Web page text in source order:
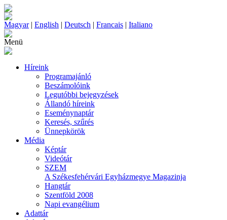
Magyar| English | Deutsch | Francais | Italiano
Menü
Híreink
Programajánló
Beszámolóink
Legutóbbi bejegyzések
Állandó híreink
Eseménynaptár
Keresés, szűrés
Ünnepkörök
Média
Képtár
Videótár
SZEM
A Székesfehérvári Egyházmegye Magazinja
Hangtár
Szentföld 2008
Napi evangélium
Adattár